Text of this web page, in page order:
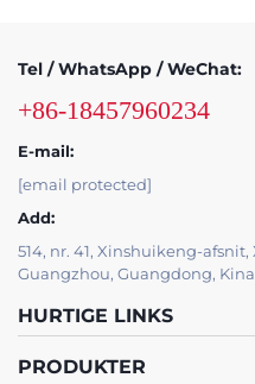
Tel / WhatsApp / WeChat:
+86-18457960234
E-mail:
[email protected]
Add:
514, nr. 41, Xinshuikeng-
Guangzhou, Guangdong, Kina
HURTIGE LINKS
PRODUKTER